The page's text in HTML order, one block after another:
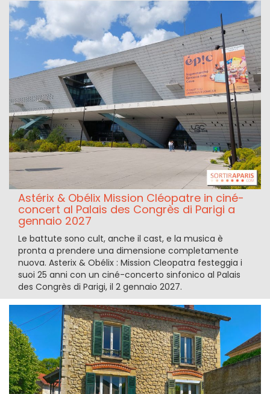
Astérix & Obélix Mission Cléopatre in ciné-
concert al Palais des Congrès di Parigi a
gennaio 2027
Le battute sono cult, anche il cast, e la musica è
pronta a prendere una dimensione completamente
nuova. Asterix & Obélix : Mission Cleopatra festeggia i
suoi 25 anni con un ciné-concerto sinfonico al Palais
des Congrès di Parigi, il 2 gennaio 2027.